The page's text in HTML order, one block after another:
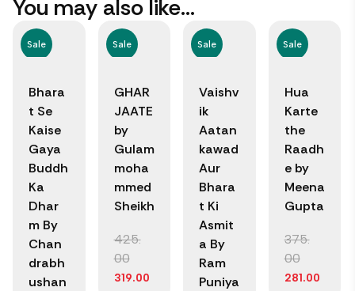
You may also like…
Sale
Bhara
t Se
Kaise
Gaya
Buddh
Ka
Dhar
m By
Chan
drabh
ushan
Sale
GHAR
JAATE
by
Gulam
moha
mmed
Sheikh
425.
00
319.00
Sale
Vaishv
ik
Aatan
kawad
Aur
Bhara
t Ki
Asmit
a By
Ram
Puniya
Sale
Hua
Karte
the
Raadh
e by
Meena
Gupta
375.
00
281.00